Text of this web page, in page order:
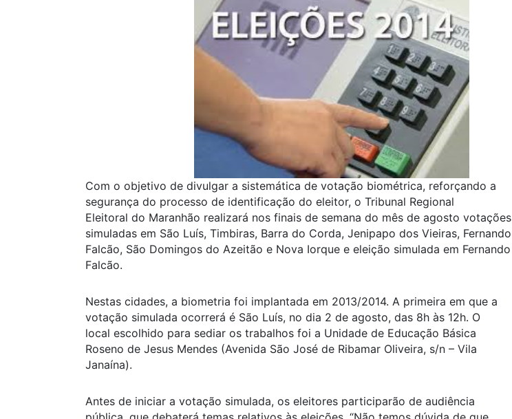
Com o objetivo de divulgar a sistemática de votação biométrica, reforçando a
segurança do processo de identificação do eleitor, o Tribunal Regional
Eleitoral do Maranhão realizará nos finais de semana do mês de agosto votações
simuladas em São Luís, Timbiras, Barra do Corda, Jenipapo dos Vieiras, Fernando
Falcão, São Domingos do Azeitão e Nova Iorque e eleição simulada em Fernando
Falcão.
Nestas cidades, a biometria foi implantada em 2013/2014. A primeira em que a
votação simulada ocorrerá é São Luís, no dia 2 de agosto, das 8h às 12h. O
local escolhido para sediar os trabalhos foi a Unidade de Educação Básica
Roseno de Jesus Mendes (Avenida São José de Ribamar Oliveira, s/n – Vila
Janaína).
Antes de iniciar a votação simulada, os eleitores participarão de audiência